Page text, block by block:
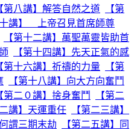
第八講】解答自然之道
【第
十講】 上帝召見首席師尊
【第十二講】萬聖萬靈皆助首
【第十四講】先天正氣的感
第十六講】祈禱的力量
【第
【第十八講】向大方向奮鬥
第二０講】捨身奮鬥
【第二
二講】天運重任
【第二三講】
謂三期末劫
【第二五講】同